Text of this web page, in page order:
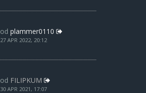
od plammer0110
27 APR 2022, 20:12
od FILIPKUM
30 APR 2021, 17:07